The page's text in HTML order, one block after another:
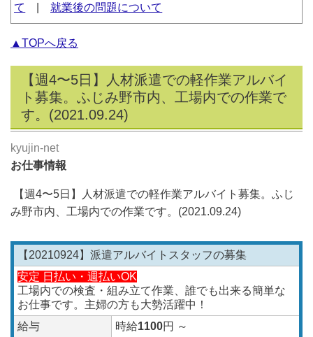
て
就業後の問題について
▲TOPへ戻る
【週4〜5日】人材派遣での軽作業アルバイ
ト募集。ふじみ野市内、工場内での作業で
す。(2021.09.24)
kyujin-net
お仕事情報
【週4〜5日】人材派遣での軽作業アルバイト募集。ふじ
み野市内、工場内での作業です。(2021.09.24)
【20210924】派遣アルバイトスタッフの募集
安定 日払い・週払いOK
工場内での検査・組み立て作業、誰でも出来る簡単な
お仕事です。主婦の方も大勢活躍中！
給与
時給1100円 ～